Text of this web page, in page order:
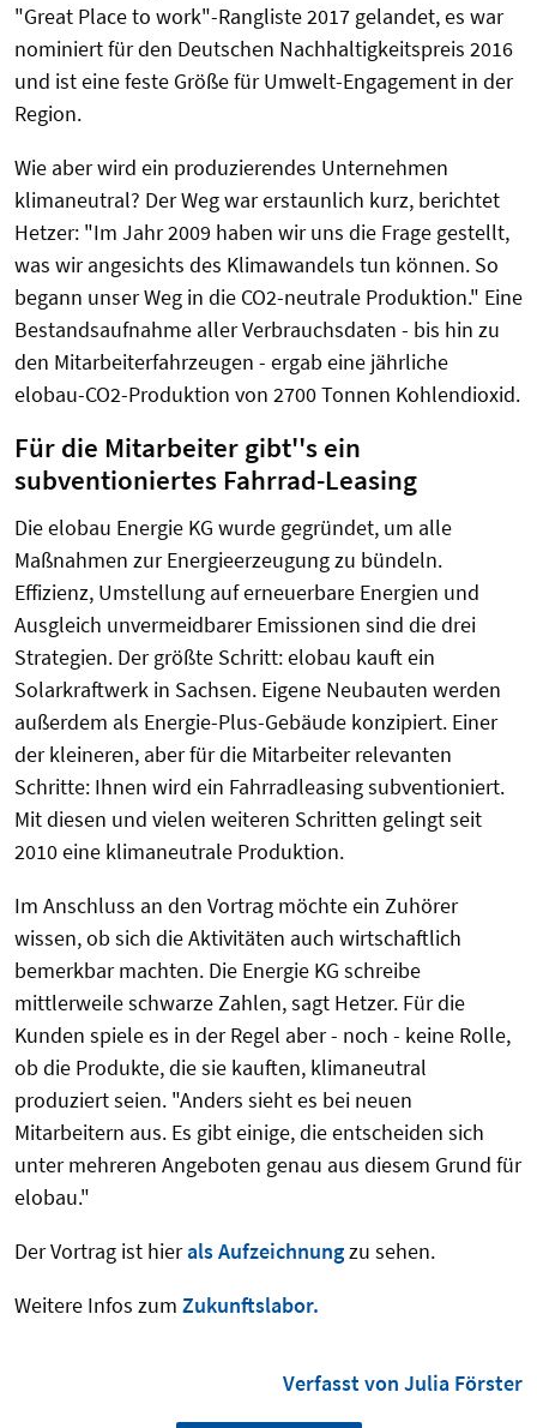
"Great Place to work"-Rangliste 2017 gelandet, es war
nominiert für den Deutschen Nachhaltigkeitspreis 2016
und ist eine feste Größe für Umwelt-Engagement in der
Region.
Wie aber wird ein produzierendes Unternehmen
klimaneutral? Der Weg war erstaunlich kurz, berichtet
Hetzer: "Im Jahr 2009 haben wir uns die Frage gestellt,
was wir angesichts des Klimawandels tun können. So
begann unser Weg in die CO2-neutrale Produktion." Eine
Bestandsaufnahme aller Verbrauchsdaten - bis hin zu
den Mitarbeiterfahrzeugen - ergab eine jährliche
elobau-CO2-Produktion von 2700 Tonnen Kohlendioxid.
Für die Mitarbeiter gibt''s ein
subventioniertes Fahrrad-Leasing
Die elobau Energie KG wurde gegründet, um alle
Maßnahmen zur Energieerzeugung zu bündeln.
Effizienz, Umstellung auf erneuerbare Energien und
Ausgleich unvermeidbarer Emissionen sind die drei
Strategien. Der größte Schritt: elobau kauft ein
Solarkraftwerk in Sachsen. Eigene Neubauten werden
außerdem als Energie-Plus-Gebäude konzipiert. Einer
der kleineren, aber für die Mitarbeiter relevanten
Schritte: Ihnen wird ein Fahrradleasing subventioniert.
Mit diesen und vielen weiteren Schritten gelingt seit
2010 eine klimaneutrale Produktion.
Im Anschluss an den Vortrag möchte ein Zuhörer
wissen, ob sich die Aktivitäten auch wirtschaftlich
bemerkbar machten. Die Energie KG schreibe
mittlerweile schwarze Zahlen, sagt Hetzer. Für die
Kunden spiele es in der Regel aber - noch - keine Rolle,
ob die Produkte, die sie kauften, klimaneutral
produziert seien. "Anders sieht es bei neuen
Mitarbeitern aus. Es gibt einige, die entscheiden sich
unter mehreren Angeboten genau aus diesem Grund für
elobau."
Der Vortrag ist hierals Aufzeichnungzu sehen.
Weitere Infos zum Zukunftslabor.
Verfasst von Julia Förster